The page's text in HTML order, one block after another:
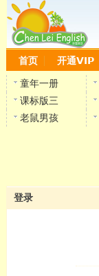
首页 开通VIP
童年一册
课标版三
老鼠男孩
登录